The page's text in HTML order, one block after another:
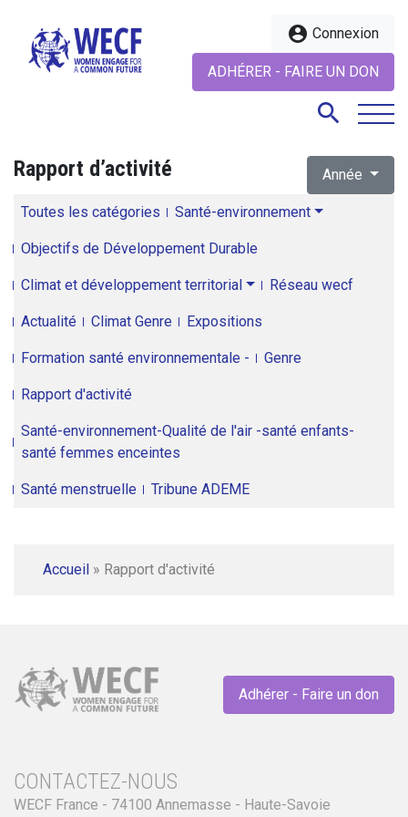
account_circle Connexion
ADHÉRER - FAIRE UN DON
search
Rapport d’activité Année
Toutes les catégories Santé-environnement
Objectifs de Développement Durable
Climat et développement territorial Réseau wecf
Actualité Climat Genre Expositions
Formation santé environnementale - Genre
Rapport d'activité
Santé-environnement-Qualité de l'air -santé enfants-
santé femmes enceintes
Santé menstruelle Tribune ADEME
Accueil » Rapport d'activité
Adhérer - Faire un don
CONTACTEZ-NOUS
WECF France - 74100 Annemasse - Haute-Savoie